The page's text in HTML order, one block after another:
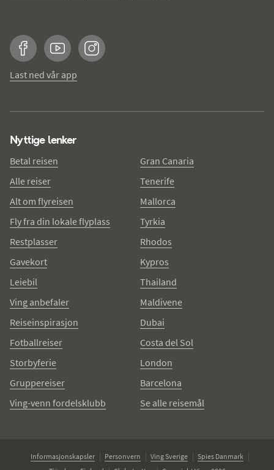
FacebookYouTubeInstagram
Last ned vår app
Nyttige lenker
Betal reisen
Alle reiser
Alt om flyreisen
Fly fra din lokale flyplass
Restplasser
Gavekort
Leiebil
Ving anbefaler
Reiseinspirasjon
Fotballreiser
Storbyferie
Gruppereiser
Ving-venn fordelsklubb
Gran Canaria
Tenerife
Mallorca
Tyrkia
Rhodos
Kypros
Thailand
Maldivene
Dubai
Costa del Sol
London
Barcelona
Se alle reisemål
Informasjonskapsler Personvern Ving Sverige
Spies Danmark